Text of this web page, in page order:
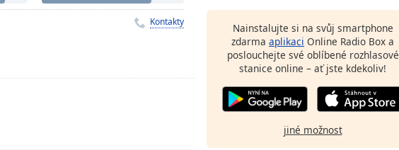
Kontakty
Nainstalujte si na svůj smartphone
zdarma aplikaci Online Radio Box a
poslouchejte své oblíbené rozhlasové
stanice online – ať jste kdekoliv!
jiné možnost